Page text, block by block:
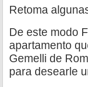
Retoma
De este modo
apartamento
Gemelli de
para desearle